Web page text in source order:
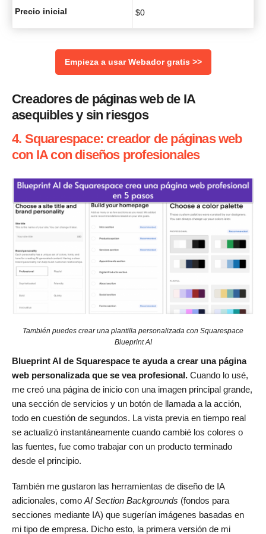
Precio inicial $0
Empieza a usar Webador gratis >>
Creadores de páginas web de IA
asequibles y sin riesgos
4. Squarespace: creador de páginas web
con IA con diseños profesionales
También puedes crear una plantilla personalizada con Squarespace
Blueprint AI
Blueprint AI de Squarespace te ayuda a crear una página
web personalizada que se vea profesional. Cuando lo usé,
me creó una página de inicio con una imagen principal grande,
una sección de servicios y un botón de llamada a la acción,
todo en cuestión de segundos. La vista previa en tiempo real
se actualizó instantáneamente cuando cambié los colores o
las fuentes, fue como trabajar con un producto terminado
desde el principio.
También me gustaron las herramientas de diseño de IA
adicionales, como AI Section Backgrounds (fondos para
secciones mediante IA) que sugerían imágenes basadas en
mi tipo de empresa. Dicho esto, la primera versión de mi